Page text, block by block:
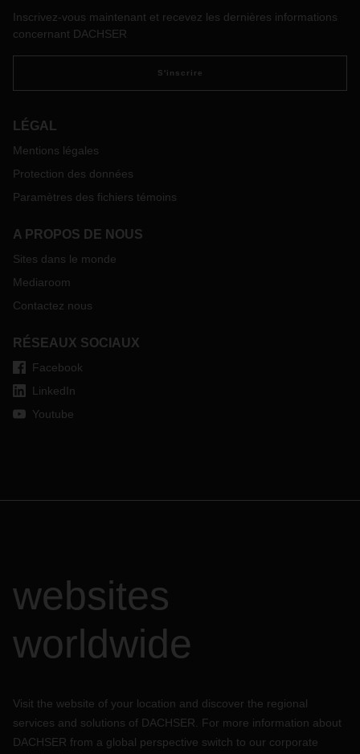
Inscrivez-vous maintenant et recevez les dernières informations
concernant DACHSER
S'inscrire
LÉGAL
Mentions légales
Protection des données
Paramètres des fichiers témoins
A PROPOS DE NOUS
Sites dans le monde
Mediaroom
Contactez nous
RÉSEAUX SOCIAUX
Facebook
LinkedIn
Youtube
websites
worldwide
Visit the website of your location and discover the regional
services and solutions of DACHSER. For more information about
DACHSER from a global perspective switch to our corporate